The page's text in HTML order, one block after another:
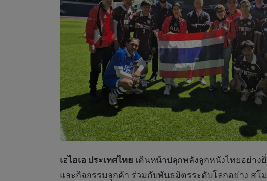
เอไอเอ ประเทศไทย เดินหน้าปลุกพลังลูกหนังไทยอย่าง
และกิจกรรมลูกค้า ร่วมกับพันธมิตรระดับโลกอย่าง ส